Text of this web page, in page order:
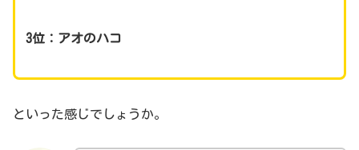
3位： アオのハコ
といった感じでしょうか。